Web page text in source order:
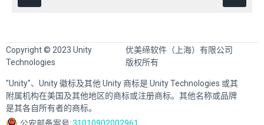
Copyright © 2023 Unity
Technologies
优美缔软件（上海）有限公司
版权所有
"Unity"、Unity 徽标及其他 Unity 商标是 Unity Technologies 或其
附属机构在美国及其他地区的商标或注册商标。其他名称或品牌
是其各自所有者的商标。